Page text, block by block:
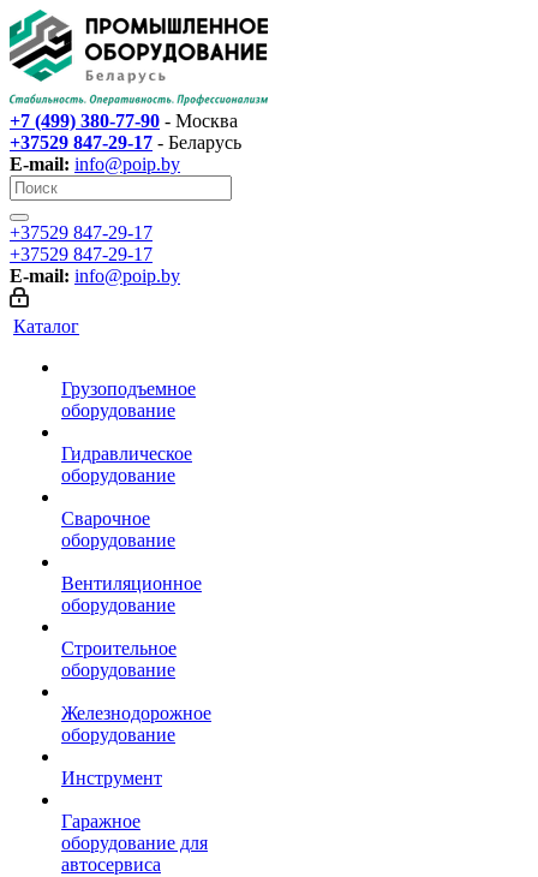
+7 (499) 380-77-90 - Москва
+37529 847-29-17‬ - Беларусь
E-mail: info@poip.by
+37529 847-29-17‬
+37529 847-29-17‬
E-mail: info@poip.by
Каталог
Грузоподъемное
оборудование
Гидравлическое
оборудование
Сварочное
оборудование
Вентиляционное
оборудование
Строительное
оборудование
Железнодорожное
оборудование
Инструмент
Гаражное
оборудование для
автосервиса